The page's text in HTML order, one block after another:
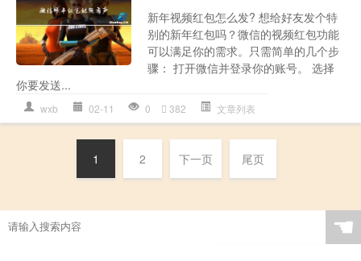
新年视频红包怎么发? 想给好友发个特
别的新年红包吗？微信的视频红包功能
可以满足你的需求。只需简单的几个步
骤： 打开微信并登录你的账号。 选择
你要发送...
wxb 02-11 0 382 文章列表
1 2 下一页 尾页
☚